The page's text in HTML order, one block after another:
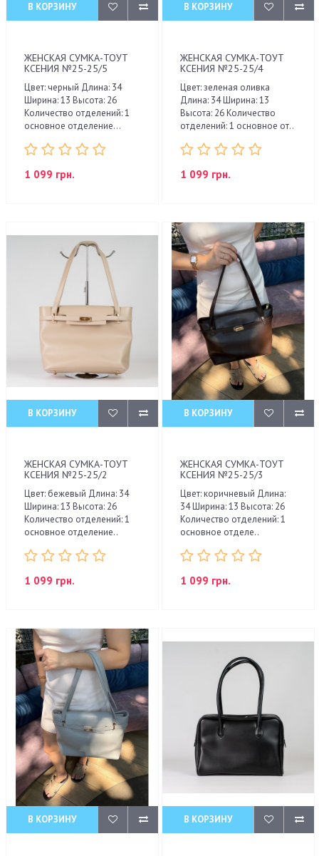
В КОРЗИНУ
ЖЕНСКАЯ СУМКА-ТОУТ
КСЕНИЯ №25-25/5
Цвет: черный Длина: 34
Ширина: 13 Высота: 26
Количество отделений: 1
основное отделение...
1 099 грн.
В КОРЗИНУ
ЖЕНСКАЯ СУМКА-ТОУТ
КСЕНИЯ №25-25/4
Цвет: зеленая оливка
Длина: 34 Ширина: 13
Высота: 26 Количество
отделений: 1 основное от..
1 099 грн.
В КОРЗИНУ
ЖЕНСКАЯ СУМКА-ТОУТ
КСЕНИЯ №25-25/2
Цвет: бежевый Длина: 34
Ширина: 13 Высота: 26
Количество отделений: 1
основное отделение..
1 099 грн.
В КОРЗИНУ
ЖЕНСКАЯ СУМКА-ТОУТ
КСЕНИЯ №25-25/3
Цвет: коричневый Длина:
34 Ширина: 13 Высота: 26
Количество отделений: 1
основное отделе..
1 099 грн.
В КОРЗИНУ В КОРЗИНУ